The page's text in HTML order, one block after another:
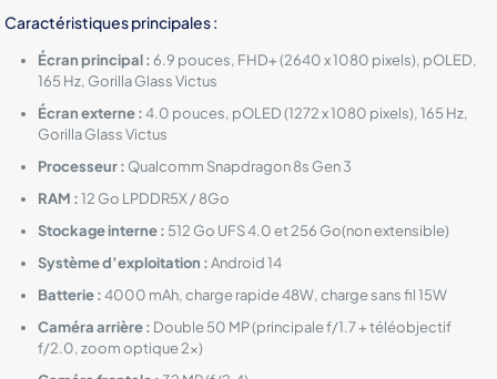
Caractéristiques principales :
Écran principal : 6.9 pouces, FHD+ (2640 x 1080 pixels), pOLED,
165 Hz, Gorilla Glass Victus
Écran externe :4.0 pouces, pOLED (1272 x 1080 pixels), 165 Hz,
Gorilla Glass Victus
Processeur : Qualcomm Snapdragon 8s Gen 3
RAM :12 Go LPDDR5X / 8Go
Stockage interne : 512 Go UFS 4.0 et 256 Go(non extensible)
Système d’exploitation :Android 14
Batterie :4000 mAh, charge rapide 48W, charge sans fil 15W
Caméra arrière : Double 50 MP (principale f/1.7 + téléobjectif
f/2.0, zoom optique 2x)